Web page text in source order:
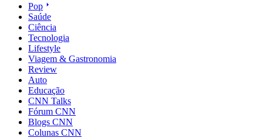
Pop
Saúde
Ciência
Tecnologia
Lifestyle
Viagem & Gastronomia
Review
Auto
Educação
CNN Talks
Fórum CNN
Blogs CNN
Colunas CNN